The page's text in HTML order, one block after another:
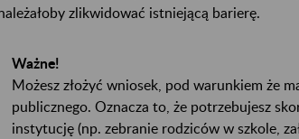
zlikwidować istniejącą barierę.
Ważne!
Możesz złożyć wniosek, pod warunkiem że
publicznego. Oznacza to, że potrzebujesz
instytucję (np. zebranie rodziców w szkole,